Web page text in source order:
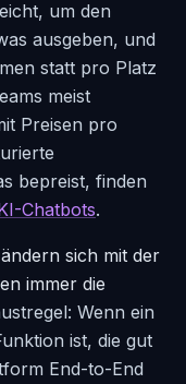
um den
ausgeben, und
statt pro Platz
meist
Preisen pro
bepreist, finden
Chatbots.
sich mit der
immer die
Wenn ein
ist, die gut
End-to-End